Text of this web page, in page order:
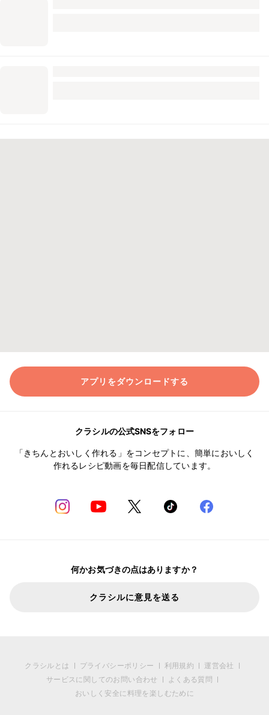
アプリをダウンロードする
クラシルの公式SNSをフォロー
「きちんとおいしく作れる」をコンセプトに、簡単においしく
作れるレシピ動画を毎日配信しています。
何かお気づきの点はありますか？
クラシルに意見を送る
クラシルとは プライバシーポリシー 利用規約
運営会社
サービスに関してのお問い合わせ
よくある質問
おいしく安全に料理を楽しむために